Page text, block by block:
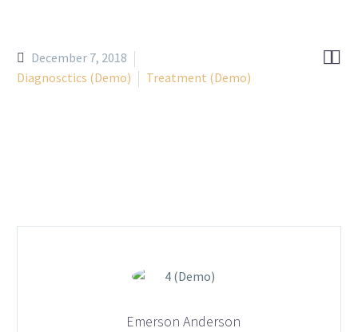

December 7, 2018
Diagnosctics (Demo)
Treatment (Demo)
Emerson Anderson